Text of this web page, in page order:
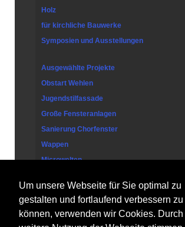
Um unsere Webseite für Sie optimal zu
gestalten und fortlaufend verbessern zu
können, verwenden wir Cookies.
Holz
für kirchliche Bauwerke
Symposien und Ausstellungen
Ausgewählte Projekte
Obstart Wehlen
Jugendstilfassade
Große Fensteranlagen
Sanierung Chorfenster
Wappen
Microwelten
Kontakt